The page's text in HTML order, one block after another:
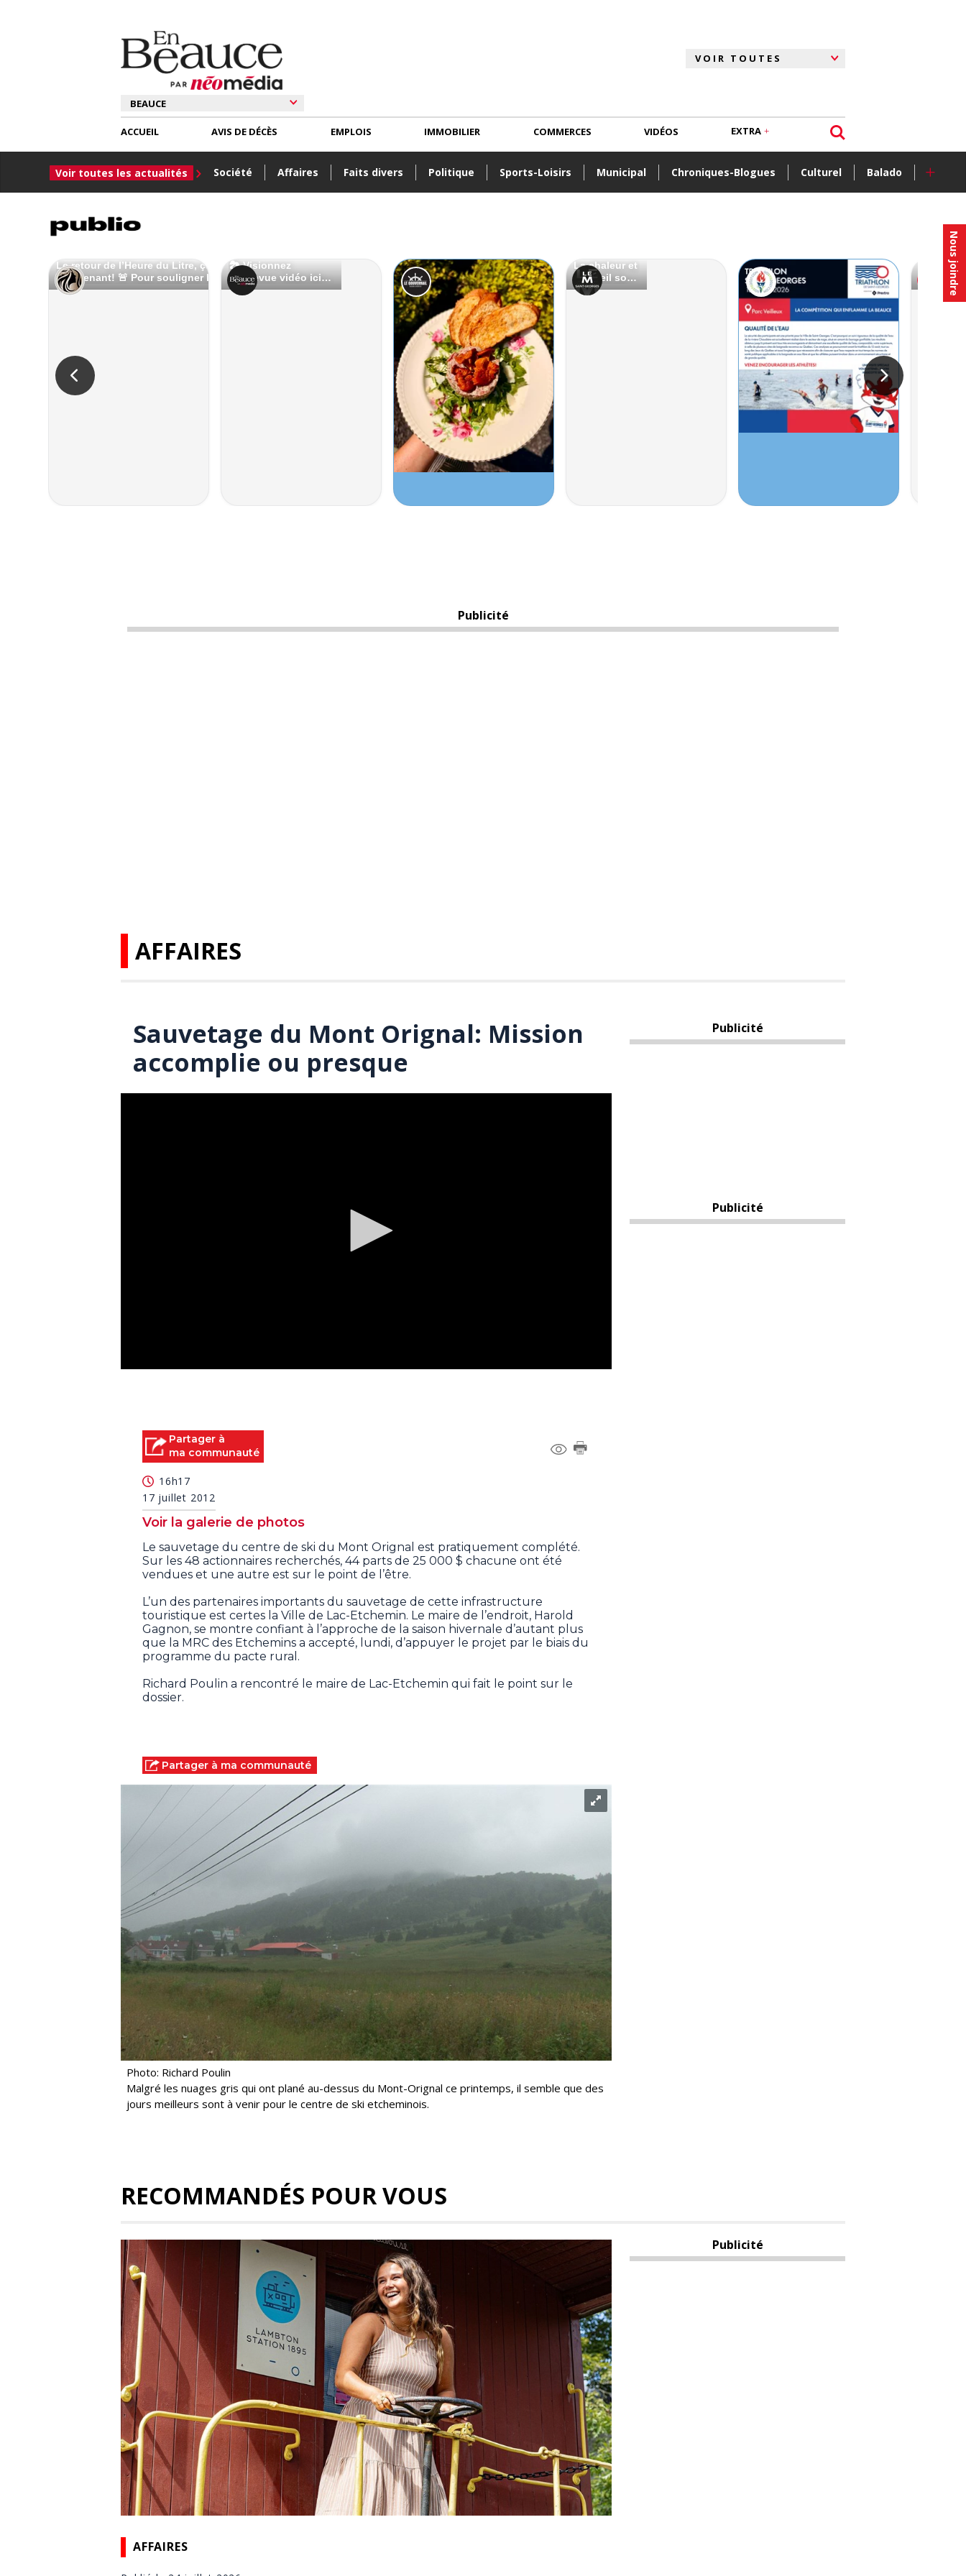
Nous joindre
ACCUEIL
Voir toutes les actualités Société Affaires Faits divers Politique Sports-Loisirs Municipal Chroniques-Blogues Culturel Balado +
AVIS DE DÉCÈS EMPLOIS IMMOBILIER COMMERCES VIDÉOS EXTRA
Publicité
AFFAIRES
Sauvetage du Mont Orignal: Mission
accomplie ou presque
90%
Partager à
ma communauté
16h17
17 juillet 2012
Voir la galerie de photos
Le sauvetage du centre de ski du Mont Orignal est pratiquement complété.
Sur les 48 actionnaires recherchés, 44 parts de 25 000 $ chacune ont été
vendues et une autre est sur le point de l’être.
L’un des partenaires importants du sauvetage de cette infrastructure
touristique est certes la Ville de Lac-Etchemin. Le maire de l’endroit, Harold
Gagnon, se montre confiant à l’approche de la saison hivernale d’autant plus
que la MRC des Etchemins a accepté, lundi, d’appuyer le projet par le biais du
programme du pacte rural.
Richard Poulin a rencontré le maire de Lac-Etchemin qui fait le point sur le
dossier.
Partager à ma communauté
Photo: Richard Poulin
Malgré les nuages gris qui ont plané au-dessus du Mont-Orignal ce printemps, il semble que des
jours meilleurs sont à venir pour le centre de ski etcheminois.
Publicité
Publicité
RECOMMANDÉS POUR VOUS
AFFAIRES
Publicité